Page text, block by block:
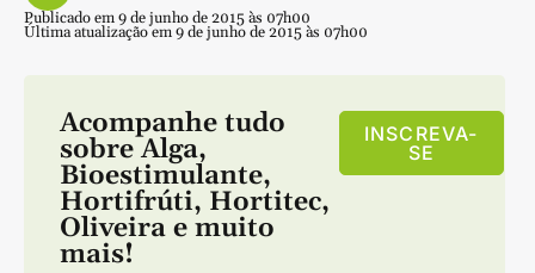
Publicado em 9 de junho de 2015 às 07h00
Última atualização em 9 de junho de 2015 às 07h00
Acompanhe tudo
sobreAlga,
Bioestimulante,
Hortifrúti, Hortitec,
Oliveira e muito
mais!
INSCREVA-
SE